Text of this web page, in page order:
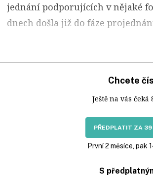
jednání podporujících v nějaké
dnech došla již do fáze
Chcete
Ještě na vás čeká
PŘEDPLATIT ZA
První 2 měsíce, pak
S